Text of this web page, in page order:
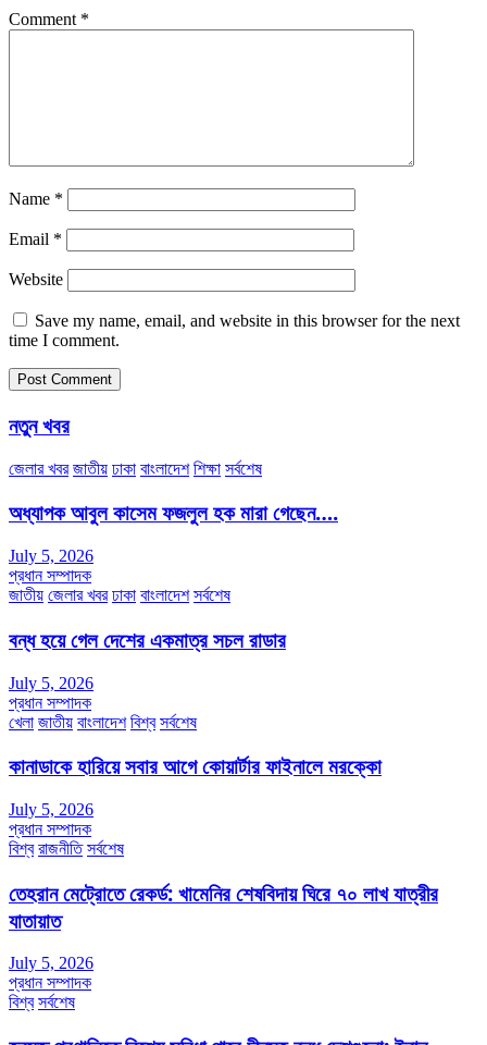
Comment *
Name *
Email *
Website
Save my name, email, and website in this browser for the next
time I comment.
নতুন খবর
জেলার খবর জাতীয় ঢাকা বাংলাদেশ শিক্ষা সর্বশেষ
অধ্যাপক আবুল কাসেম ফজলুল হক মারা গেছেন….
July 5, 2026
প্রধান সম্পাদক
জাতীয় জেলার খবর ঢাকা বাংলাদেশ সর্বশেষ
বন্ধ হয়ে গেল দেশের একমাত্র সচল রাডার
July 5, 2026
প্রধান সম্পাদক
খেলা জাতীয় বাংলাদেশ বিশ্ব সর্বশেষ
কানাডাকে হারিয়ে সবার আগে কোয়ার্টার ফাইনালে মরক্কো
July 5, 2026
প্রধান সম্পাদক
বিশ্ব রাজনীতি সর্বশেষ
তেহরান মেট্রোতে রেকর্ড: খামেনির শেষবিদায় ঘিরে ৭০ লাখ যাত্রীর
যাতায়াত
July 5, 2026
প্রধান সম্পাদক
বিশ্ব সর্বশেষ